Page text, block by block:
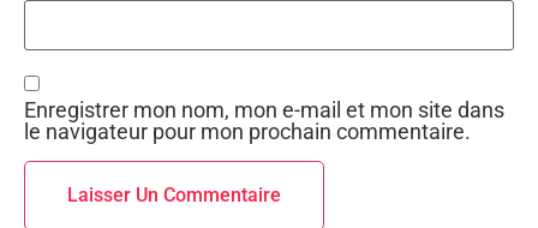
Enregistrer mon nom, mon e-mail et mon site dans
le navigateur pour mon prochain commentaire.